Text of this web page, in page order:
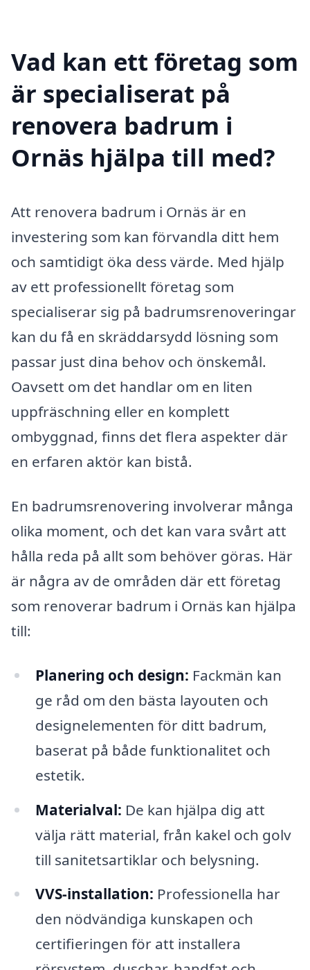
Vad kan ett företag som
är specialiserat på
renovera badrum i
Ornäs hjälpa till med?
Att renovera badrum i Ornäs är en
investering som kan förvandla ditt hem
och samtidigt öka dess värde. Med hjälp
av ett professionellt företag som
specialiserar sig på badrumsrenoveringar
kan du få en skräddarsydd lösning som
passar just dina behov och önskemål.
Oavsett om det handlar om en liten
uppfräschning eller en komplett
ombyggnad, finns det flera aspekter där
en erfaren aktör kan bistå.
En badrumsrenovering involverar många
olika moment, och det kan vara svårt att
hålla reda på allt som behöver göras. Här
är några av de områden där ett företag
som renoverar badrum i Ornäs kan hjälpa
till:
Planering och design: Fackmän kan
ge råd om den bästa layouten och
designelementen för ditt badrum,
baserat på både funktionalitet och
estetik.
Materialval: De kan hjälpa dig att
välja rätt material, från kakel och golv
till sanitetsartiklar och belysning.
VVS-installation: Professionella har
den nödvändiga kunskapen och
certifieringen för att installera